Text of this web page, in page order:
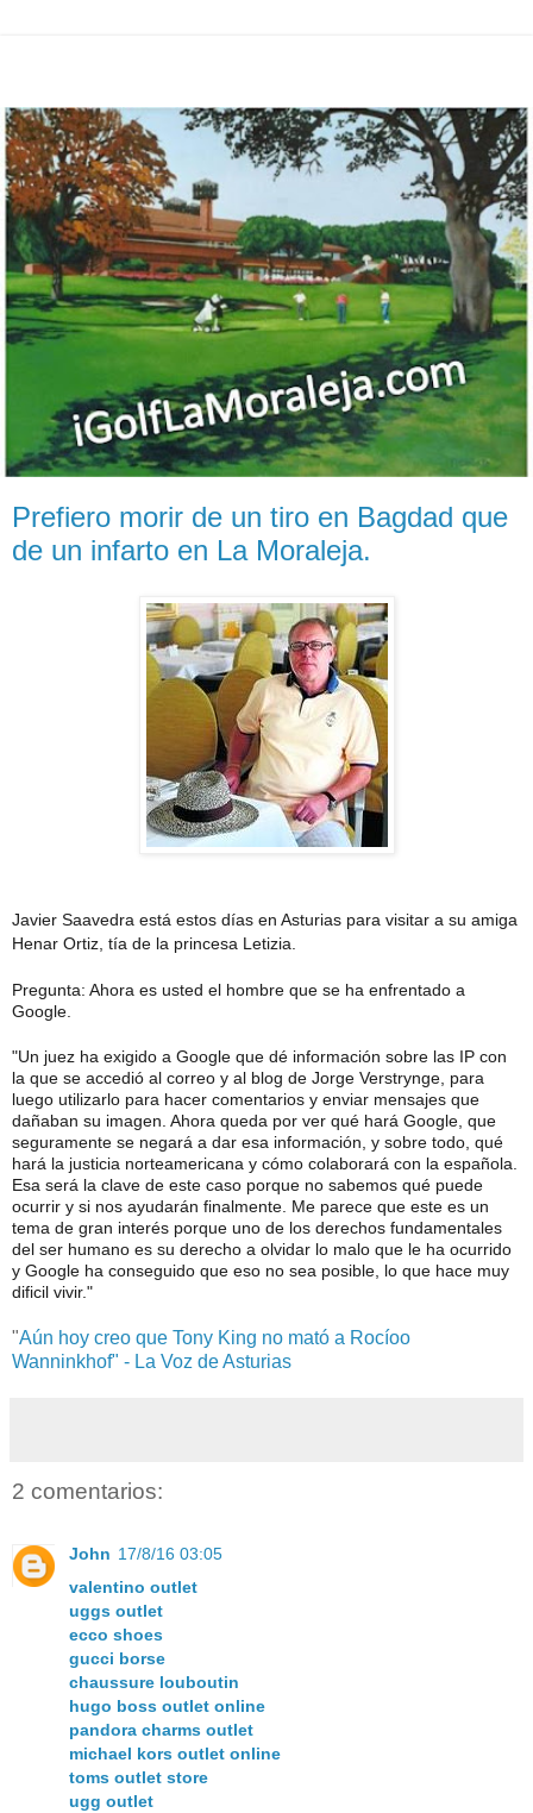
Prefiero morir de un tiro en Bagdad que
de un infarto en La Moraleja.
Javier Saavedra está estos días en Asturias para visitar a su amiga
Henar Ortiz, tía de la princesa Letizia.
Pregunta: Ahora es usted el hombre que se ha enfrentado a
Google.
"Un juez ha exigido a Google que dé información sobre las IP con
la que se accedió al correo y al blog de Jorge Verstrynge, para
luego utilizarlo para hacer comentarios y enviar mensajes que
dañaban su imagen. Ahora queda por ver qué hará Google, que
seguramente se negará a dar esa información, y sobre todo, qué
hará la justicia norteamericana y cómo colaborará con la española.
Esa será la clave de este caso porque no sabemos qué puede
ocurrir y si nos ayudarán finalmente. Me parece que este es un
tema de gran interés porque uno de los derechos fundamentales
del ser humano es su derecho a olvidar lo malo que le ha ocurrido
y Google ha conseguido que eso no sea posible, lo que hace muy
dificil vivir."
"Aún hoy creo que Tony King no mató a Rocíoo
Wanninkhof" - La Voz de Asturias
2 comentarios:
John 17/8/16 03:05
valentino outlet
uggs outlet
ecco shoes
gucci borse
chaussure louboutin
hugo boss outlet online
pandora charms outlet
michael kors outlet online
toms outlet store
ugg outlet